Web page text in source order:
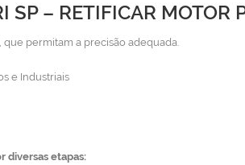
SP – RETIFICAR MOTOR
permitam a precisão adequada.
e Industriais
diversas etapas: